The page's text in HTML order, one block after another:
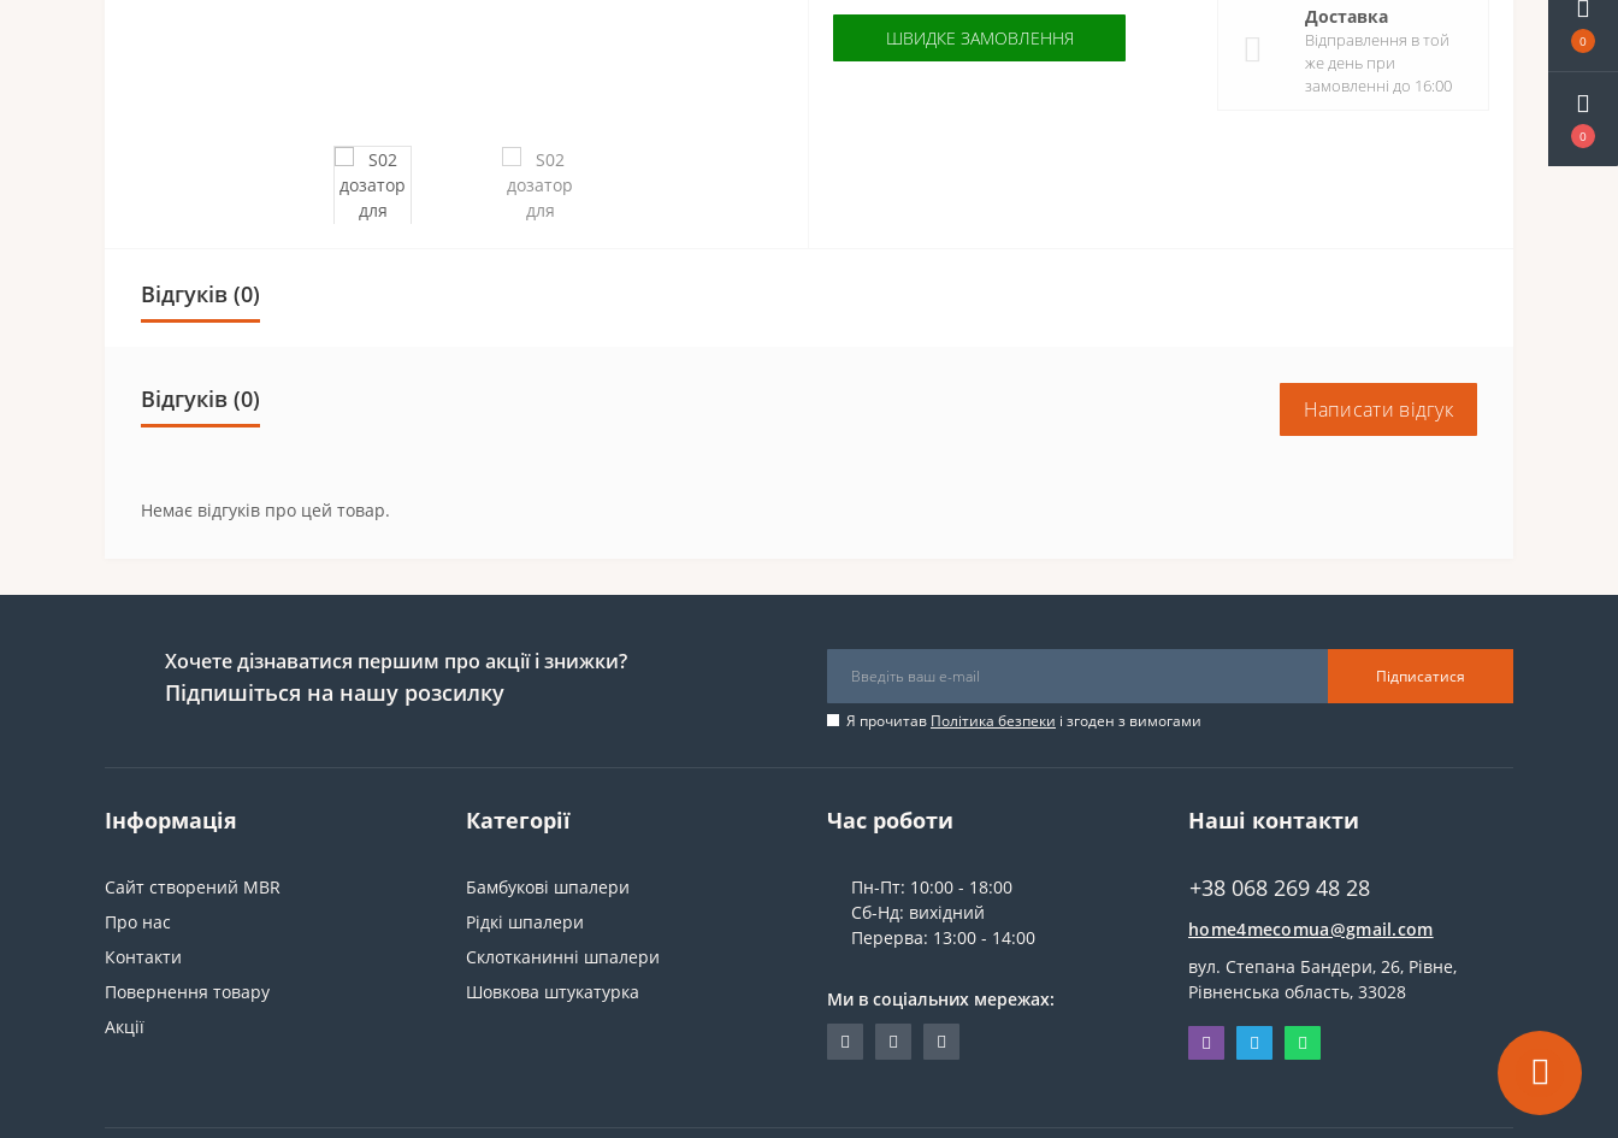
0
0
ШВИДКЕ ЗАМОВЛЕННЯ
Доставка
Відправлення в той
же день при
замовленні до 16:00
Відгуків (0)
Відгуків (0) Написати відгук
Немає відгуків про цей товар.
Хочете дізнаватися першим про акції і знижки?
Підпишіться на нашу розсилку
Підписатися
Я прочитав Політика безпеки і згоден з вимогами
Інформація
Сайт створений MBR
Про нас
Контакти
Повернення товару
Акції
Категорії
Бамбукові шпалери
Рідкі шпалери
Склотканинні шпалери
Шовкова штукатурка
Час роботи
Пн-Пт: 10:00 - 18:00
Сб-Нд: вихідний
Перерва: 13:00 - 14:00
Ми в соціальних мережах:
Наші контакти
+38 068 269 48 28
home4mecomua@gmail.com
вул. Степана Бандери, 26, Рівне,
Рівненська область, 33028